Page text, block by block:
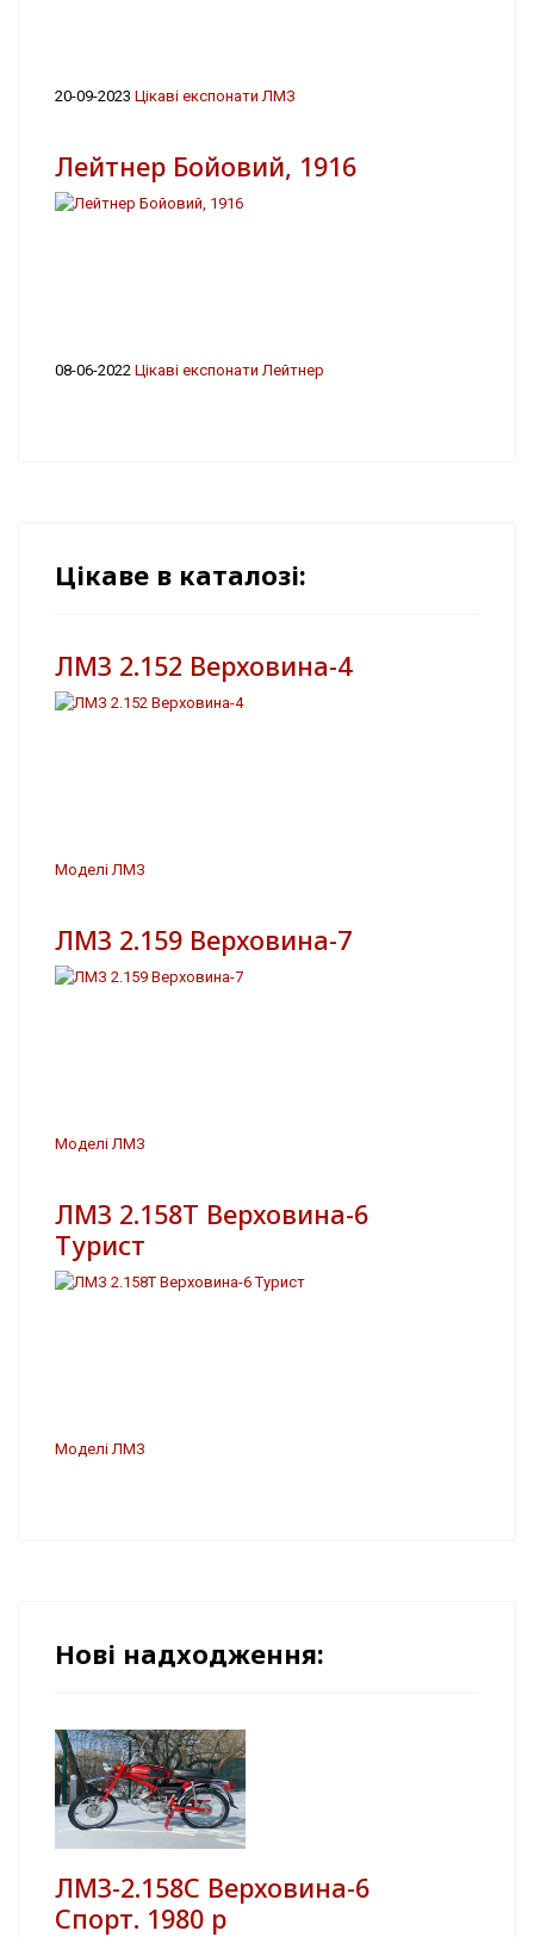
20-09-2023 Цікаві експонати ЛМЗ
Лейтнер Бойовий, 1916
08-06-2022 Цікаві експонати Лейтнер
Цікаве в каталозі:
ЛМЗ 2.152 Верховина-4
Моделі ЛМЗ
ЛМЗ 2.159 Верховина-7
Моделі ЛМЗ
ЛМЗ 2.158Т Верховина-6
Турист
Моделі ЛМЗ
Нові надходження:
ЛМЗ-2.158С Верховина-6
Спорт. 1980 р